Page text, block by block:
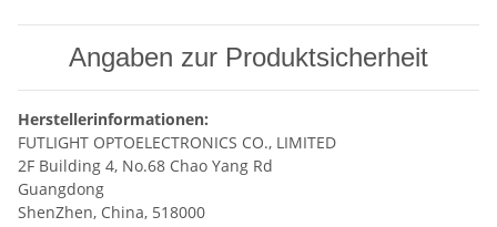
Angaben zur Produktsicherheit
Herstellerinformationen:
FUTLIGHT OPTOELECTRONICS CO., LIMITED
2F Building 4, No.68 Chao Yang Rd
Guangdong
ShenZhen, China, 518000